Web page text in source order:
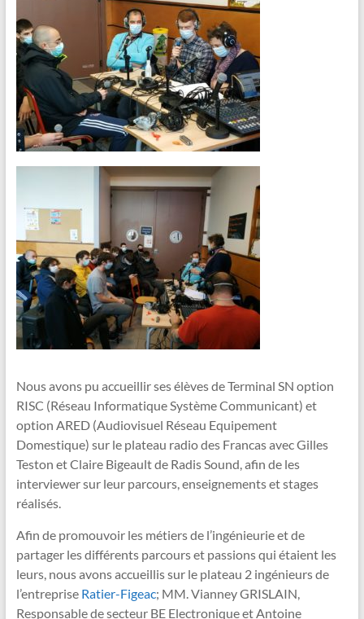
Nous avons pu accueillir ses élèves de Terminal SN option
RISC (Réseau Informatique Système Communicant) et
option ARED (Audiovisuel Réseau Equipement
Domestique) sur le plateau radio des Francas avec Gilles
Teston et Claire Bigeault de Radis Sound, afin de les
interviewer sur leur parcours, enseignements et stages
réalisés.
Afin de promouvoir les métiers de l’ingénieurie et de
partager les différents parcours et passions qui étaient les
leurs, nous avons accueillis sur le plateau 2 ingénieurs de
l’entreprise Ratier-Figeac​; MM. Vianney GRISLAIN,
Responsable de secteur BE Electronique et Antoine